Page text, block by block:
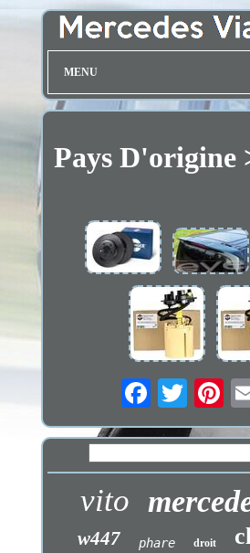
MENU
Pays D'origine
vito
w447 phare droit